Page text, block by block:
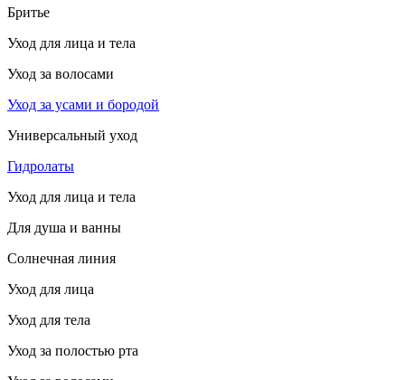
Бритье
Уход для лица и тела
Уход за волосами
Уход за усами и бородой
Универсальный уход
Гидролаты
Уход для лица и тела
Для душа и ванны
Солнечная линия
Уход для лица
Уход для тела
Уход за полостью рта